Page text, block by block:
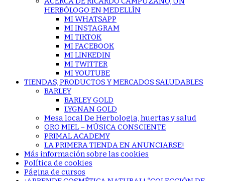
HERBÓLOGO EN MEDELLÍN
MI WHATSAPP
MI INSTAGRAM
MI TIKTOK
MI FACEBOOK
MI LINKEDIN
MI TWITTER
MI YOUTUBE
TIENDAS, PRODUCTOS Y MERCADOS SALUDABLES
BARLEY
BARLEY GOLD
LYGNAN GOLD
Mesa local De Herbologia, huertas y salud
ORO MIEL – MÚSICA CONSCIENTE
PRIMAL ACADEMY
LA PRIMERA TIENDA EN ANUNCIARSE!
Más información sobre las cookies
Política de cookies
Página de cursos